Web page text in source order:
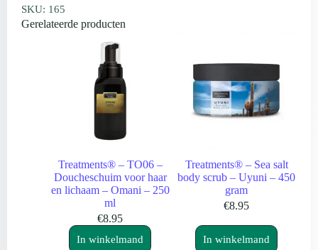
SKU: 165
Gerelateerde producten
Treatments® – TO06 –
Doucheschuim voor haar
en lichaam – Omani – 250
ml
€8.95
In winkelmand
Treatments® – Sea salt
body scrub – Uyuni – 450
gram
€8.95
In winkelmand